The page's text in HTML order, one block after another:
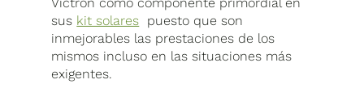
sus kit solares puesto que son
inmejorables las prestaciones de los
mismos incluso en las situaciones más
exigentes.